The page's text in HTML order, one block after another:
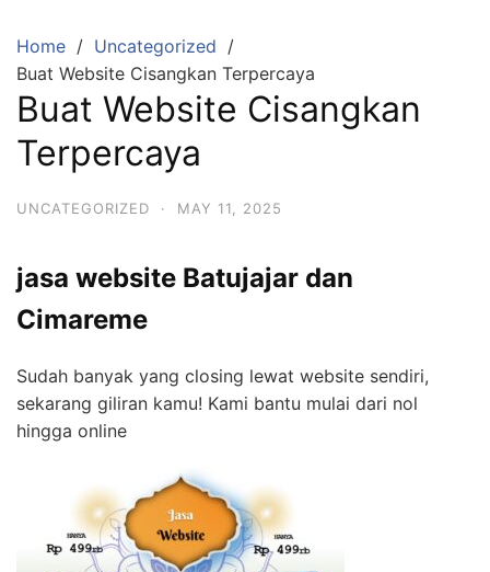
content
Home
Uncategorized
Buat Website Cisangkan Terpercaya
Buat Website Cisangkan
Terpercaya
UNCATEGORIZED · MAY 11, 2025
jasa website Batujajar dan
Cimareme
Sudah banyak yang closing lewat website sendiri,
sekarang giliran kamu! Kami bantu mulai dari nol
hingga online